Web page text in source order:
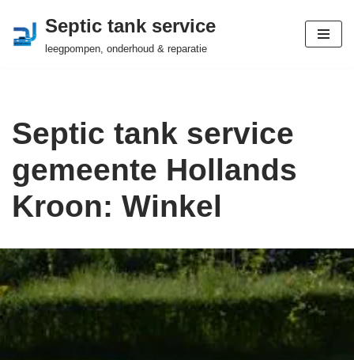
Ga
Septic tank service
leegpompen, onderhoud & reparatie
Septic tank service
gemeente Hollands
Kroon: Winkel